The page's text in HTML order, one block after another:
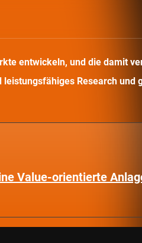
entwickeln, und die damit
Research
Value-orientierte